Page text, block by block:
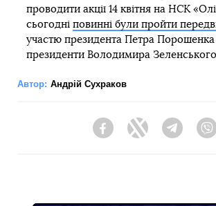
проводити акції 14 квітня на НСК
сьогодні повинні були пройти
участю президента Петра Порошенка
президенти Володимира
Автор: Андрій Сухраков
FacebookTwitter